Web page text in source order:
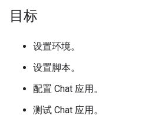
目标
设置环境。
设置脚本。
配置 Chat 应用。
测试 Chat 应用。